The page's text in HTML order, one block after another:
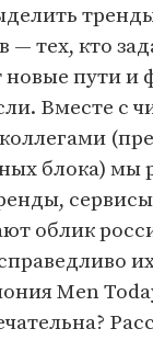
— тех, кто
новые пути и
Вместе с
блока) мы
облик
Men